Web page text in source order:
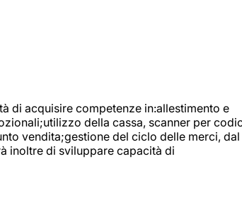
di acquisire competenze in:allestimento e
della cassa, scanner per
vendita;gestione del ciclo delle merci, dal
inoltre di sviluppare capacità di